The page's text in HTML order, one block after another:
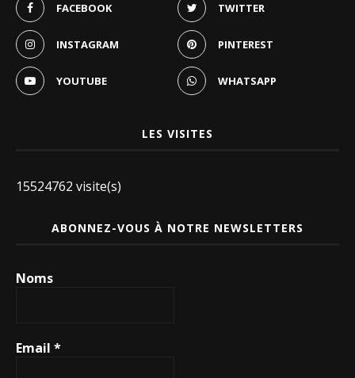
FACEBOOK TWITTER
INSTAGRAM PINTEREST
YOUTUBE WHATSAPP
LES VISITES
15524762 visite(s)
ABONNEZ-VOUS À NOTRE NEWSLETTERS
Noms
Email *